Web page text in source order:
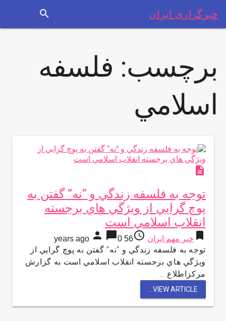
خبرگزاری ایران search
برچسب: فلسفه
اسلامي
description
توجه به فلسفه زندگي و “نه” گفتن به
پوچ گرايي از ويژگي هاي برجسته
انقلاب اسلامي است
bookmark خبر مهم ایران access_time
56 years ago
person chat_bubble0
توجه به فلسفه زندگي و “نه” گفتن به پوچ گرايي از
ويژگي هاي برجسته انقلاب اسلامي است به گزارش
مركزاطلاع …
VIEW ARTICLE...